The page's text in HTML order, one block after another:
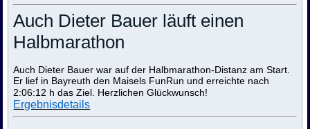
Auch Dieter Bauer läuft einen
Halbmarathon
Auch Dieter Bauer war auf der Halbmarathon-Distanz am Start.
Er lief in Bayreuth den Maisels FunRun und erreichte nach
2:06:12 h das Ziel. Herzlichen Glückwunsch!
Ergebnisdetails